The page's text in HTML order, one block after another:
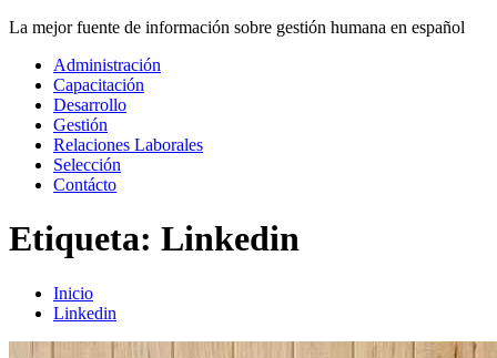
La mejor fuente de información sobre gestión humana en español
Menú
principal
Administración
Capacitación
Desarrollo
Gestión
Relaciones Laborales
Selección
Contácto
Etiqueta: Linkedin
Inicio
Linkedin